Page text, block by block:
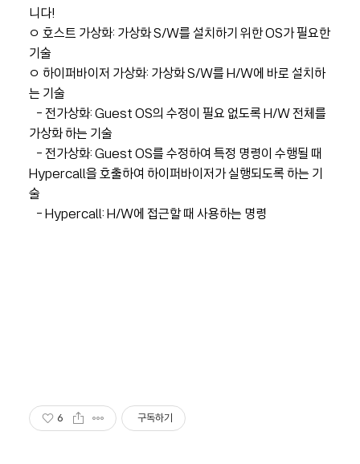
니다!
ㅇ 호스트 가상화: 가상화 S/W를 설치하기 위한 OS가 필요한
기술
ㅇ 하이퍼바이저 가상화: 가상화 S/W를 H/W에 바로 설치하
는 기술
- 전가상화: Guest OS의 수정이 필요 없도록 H/W 전체를
가상화 하는 기술
- 전가상화: Guest OS를 수정하여 특정 명령이 수행될 때
Hypercall을 호출하여 하이퍼바이저가 실행되도록 하는 기
술
- Hypercall: H/W에 접근할 때 사용하는 명령
6 구독하기